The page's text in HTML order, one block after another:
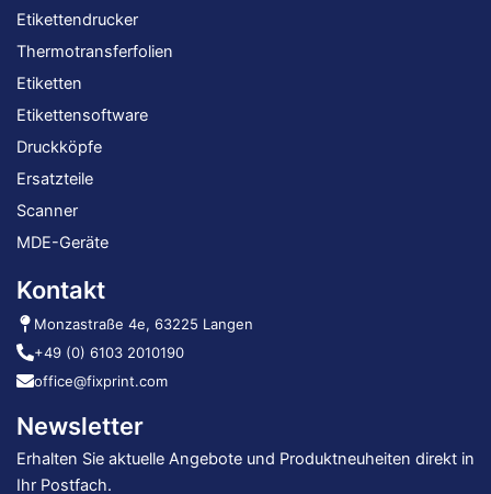
Etikettendrucker
Thermotransferfolien
Etiketten
Etikettensoftware
Druckköpfe
Ersatzteile
Scanner
MDE-Geräte
Kontakt
Monzastraße 4e, 63225 Langen
+49 (0) 6103 2010190
office@fixprint.com
Newsletter
Erhalten Sie aktuelle Angebote und Produktneuheiten direkt in
Ihr Postfach.